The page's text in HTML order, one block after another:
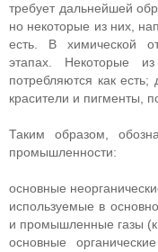
требует дальнейшей
но некоторые из них,
есть. В химической
этапах. Некоторые
потребляются как есть;
красители и пигменты,
Таким образом,
промышленности:
основные
используемые в
и промышленные газы
основные